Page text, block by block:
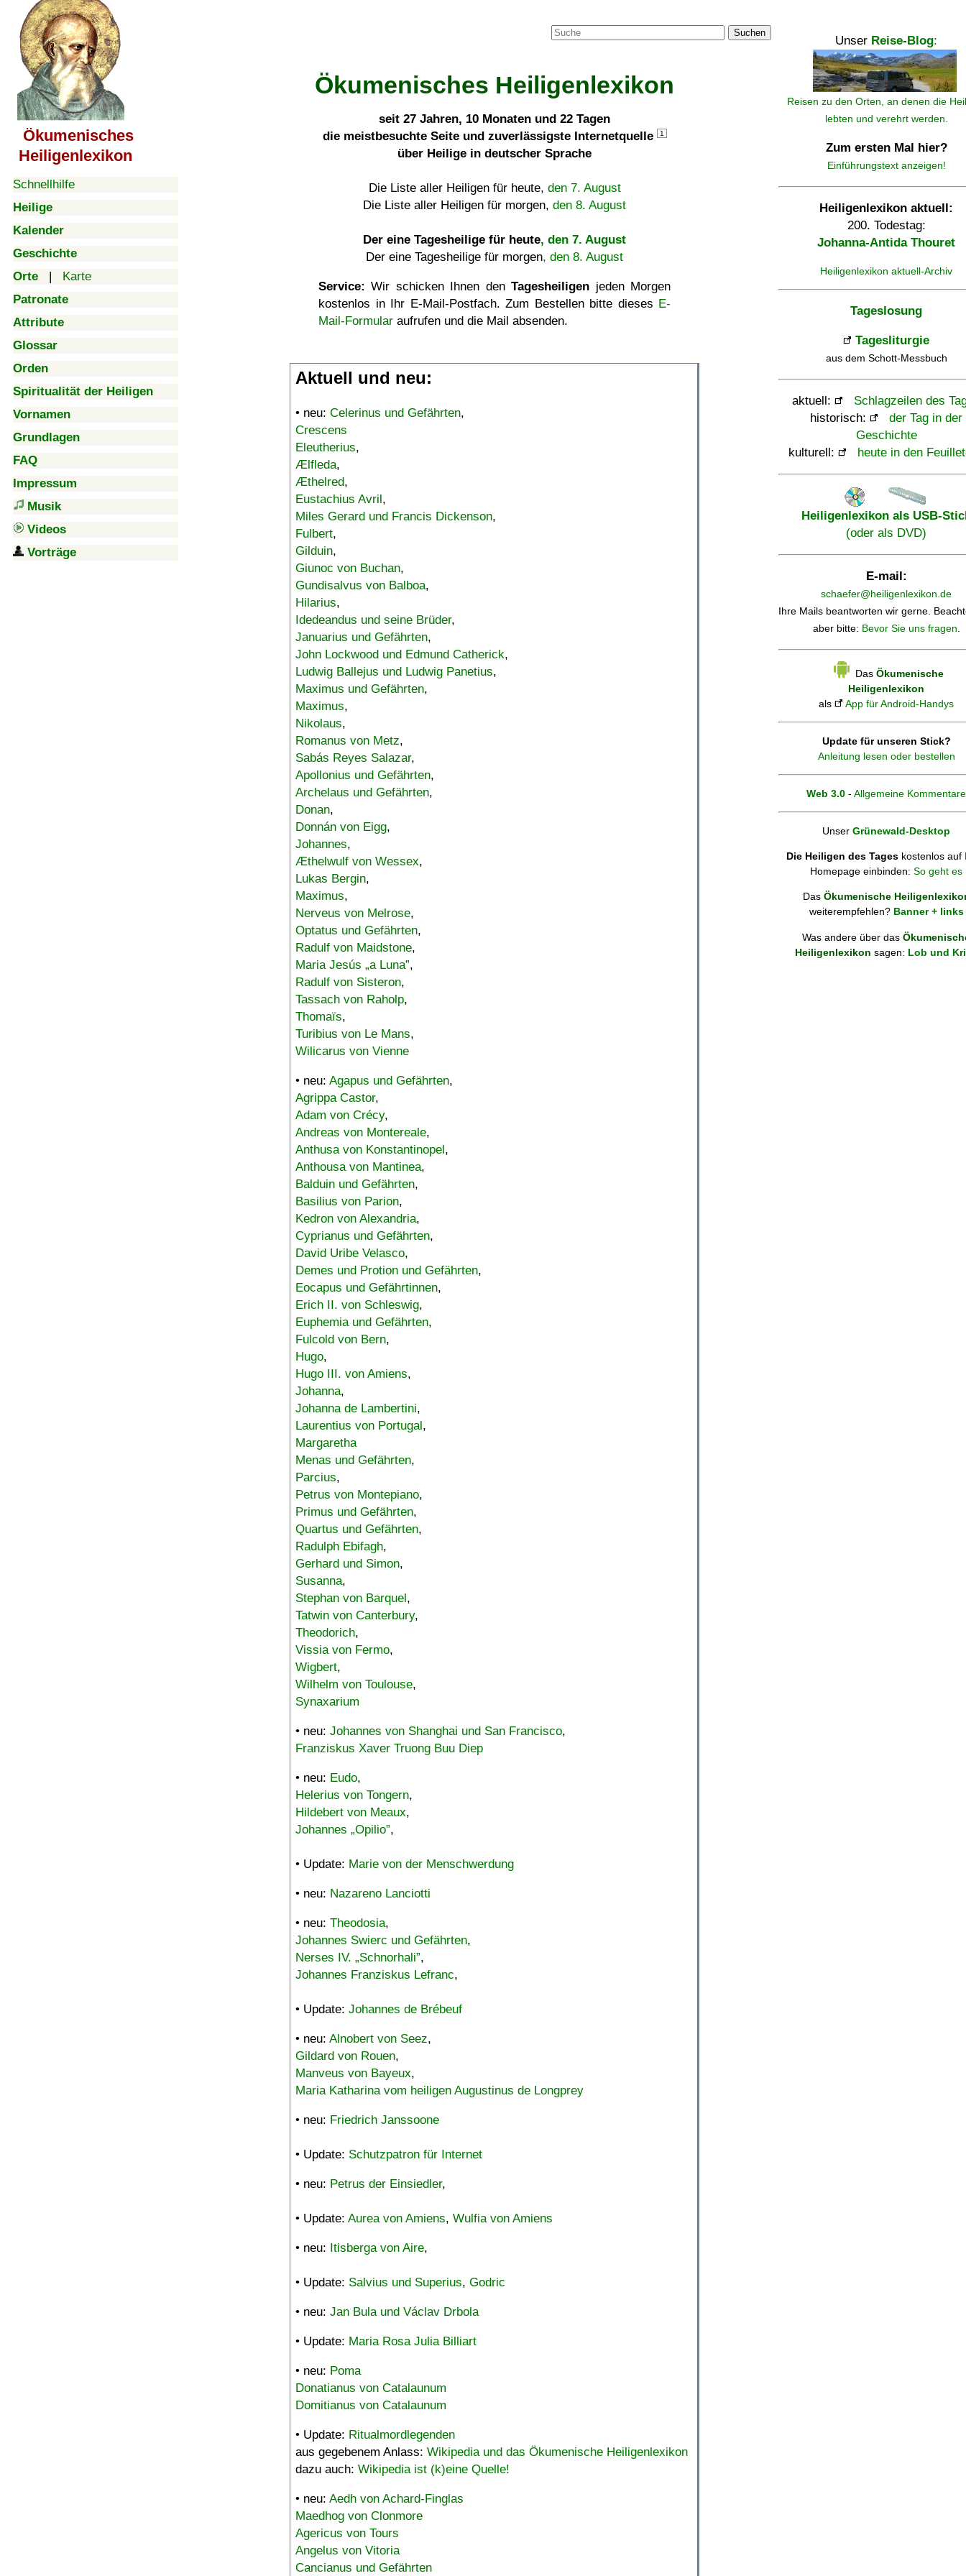
Ökumenisches
Heiligenlexikon
Schnellhilfe
Heilige
Kalender
Geschichte
Orte | Karte
Patronate
Attribute
Glossar
Orden
Spiritualität der Heiligen
Vornamen
Grundlagen
FAQ
Impressum
Musik
Videos
Vorträge
Suchen
Ökumenisches Heiligenlexikon
seit 27 Jahren, 10 Monaten und 22 Tagen
die meistbesuchte Seite und zuverlässigste Internetquelle
1
über Heilige in deutscher Sprache
Die Liste aller Heiligen für heute, den 7. August
Die Liste aller Heiligen für morgen, den 8. August
Der eine Tagesheilige für heute, den 7. August
Der eine Tagesheilige für morgen, den 8. August
Service: Wir schicken Ihnen denTagesheiligen jeden Morgen
kostenlos in Ihr E-Mail-Postfach. Zum Bestellen bitte dieses E-
Mail-Formular aufrufen und die Mail absenden.
Aktuell und neu:
• neu: Celerinus und Gefährten,
Crescens
Eleutherius,
Ælfleda,
Æthelred,
Eustachius Avril,
Miles Gerard und Francis Dickenson,
Fulbert,
Gilduin,
Giunoc von Buchan,
Gundisalvus von Balboa,
Hilarius,
Idedeandus und seine Brüder,
Januarius und Gefährten,
John Lockwood und Edmund Catherick,
Ludwig Ballejus und Ludwig Panetius,
Maximus und Gefährten,
Maximus,
Nikolaus,
Romanus von Metz,
Sabás Reyes Salazar,
Apollonius und Gefährten,
Archelaus und Gefährten,
Donan,
Donnán von Eigg,
Johannes,
Æthelwulf von Wessex,
Lukas Bergin,
Maximus,
Nerveus von Melrose,
Optatus und Gefährten,
Radulf von Maidstone,
Maria Jesús „a Luna”,
Radulf von Sisteron,
Tassach von Raholp,
Thomaïs,
Turibius von Le Mans,
Wilicarus von Vienne
• neu: Agapus und Gefährten,
Agrippa Castor,
Adam von Crécy,
Andreas von Montereale,
Anthusa von Konstantinopel,
Anthousa von Mantinea,
Balduin und Gefährten,
Basilius von Parion,
Kedron von Alexandria,
Cyprianus und Gefährten,
David Uribe Velasco,
Demes und Protion und Gefährten,
Eocapus und Gefährtinnen,
Erich II. von Schleswig,
Euphemia und Gefährten,
Fulcold von Bern,
Hugo,
Hugo III. von Amiens,
Johanna,
Johanna de Lambertini,
Laurentius von Portugal,
Margaretha
Menas und Gefährten,
Parcius,
Petrus von Montepiano,
Primus und Gefährten,
Quartus und Gefährten,
Radulph Ebifagh,
Gerhard und Simon,
Susanna,
Stephan von Barquel,
Tatwin von Canterbury,
Theodorich,
Vissia von Fermo,
Wigbert,
Wilhelm von Toulouse,
Synaxarium
• neu: Johannes von Shanghai und San Francisco,
Franziskus Xaver Truong Buu Diep
• neu: Eudo,
Helerius von Tongern,
Hildebert von Meaux,
Johannes „Opilio”,
• Update: Marie von der Menschwerdung
• neu: Nazareno Lanciotti
• neu: Theodosia,
Johannes Swierc und Gefährten,
Nerses IV. „Schnorhali”,
Johannes Franziskus Lefranc,
• Update: Johannes de Brébeuf
• neu: Alnobert von Seez,
Gildard von Rouen,
Manveus von Bayeux,
Maria Katharina vom heiligen Augustinus de Longprey
• neu: Friedrich Janssoone
• Update: Schutzpatron für Internet
• neu: Petrus der Einsiedler,
• Update: Aurea von Amiens, Wulfia von Amiens
• neu: Itisberga von Aire,
• Update: Salvius und Superius, Godric
• neu: Jan Bula und Václav Drbola
• Update: Maria Rosa Julia Billiart
• neu: Poma
Donatianus von Catalaunum
Domitianus von Catalaunum
• Update: Ritualmordlegenden
aus gegebenem Anlass: Wikipedia und das Ökumenische Heiligenlexikon
dazu auch: Wikipedia ist (k)eine Quelle!
• neu: Aedh von Achard-Finglas
Maedhog von Clonmore
Agericus von Tours
Angelus von Vitoria
Cancianus und Gefährten
Unser Reise-Blog:
Reisen zu den Orten, an denen die
lebten und verehrt werden.
Zum ersten Mal hier?
Einführungstext anzeigen!
Heiligenlexikon aktuell:
200. Todestag:
Johanna-Antida Thouret
Heiligenlexikon aktuell-Archiv
Tageslosung
Tagesliturgie
aus dem Schott-Messbuch
aktuell:
Schlagzeilen des
historisch:
der Tag in der
Geschichte
kulturell:
heute in den
Heiligenlexikon als USB-
(oder als DVD)
E-mail:
schaefer@heiligenlexikon.de
Ihre Mails beantworten wir gerne.
aber bitte: Bevor Sie uns fragen.
Das Ökumenische
Heiligenlexikon
als
App für Android-Handys
Update für unseren Stick?
Anleitung lesen oder bestellen
Web 3.0 - Allgemeine Kommentare
Unser Grünewald-Desktop
Die Heiligen des Tages kostenlos auf
Homepage einbinden: So geht es
Das Ökumenische
weiterempfehlen? Banner + links
Was andere über das
Heiligenlexikon sagen: Lob und